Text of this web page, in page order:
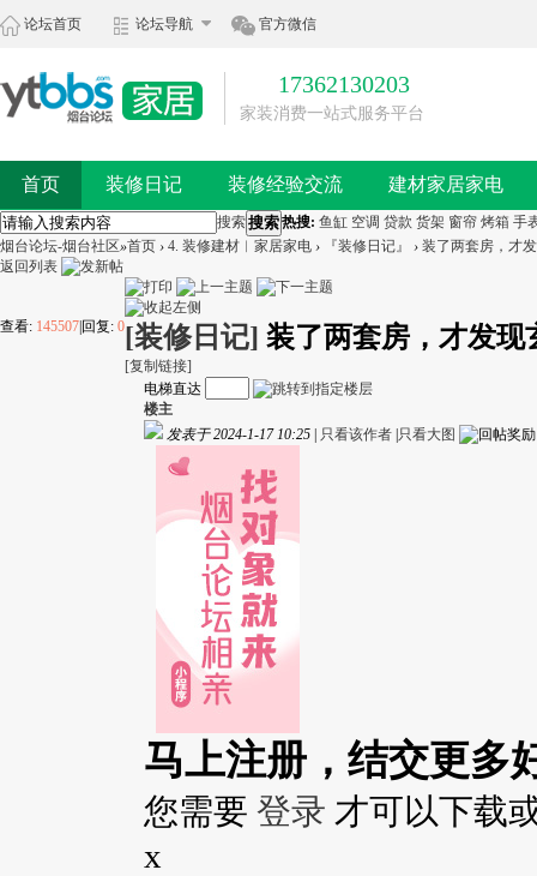
论坛首页 论坛导航 官方微信
17362130203
家装消费一站式服务平台
首页 装修日记 装修经验交流 建材家居家电
搜索搜索热搜: 鱼缸 空调 贷款 货架 窗帘 烤箱 手
烟台论坛-烟台社区»首页 › 4. 装修建材︱家居家电 › 『装修日记』 › 装了两套房，才
返回列表
查看: 145507 回复: 0[装修日记] 装了两套房，才发现
[复制链接]
电梯直达
楼主
发表于 2024-1-17 10:25
只看该作者 只看大图
马上注册，结交更多
您需要 登录 才可以下载
x